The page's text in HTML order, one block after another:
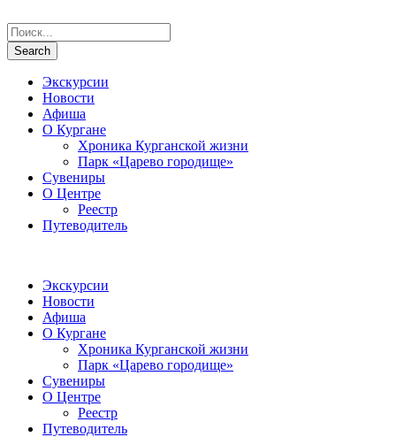
Экскурсии
Новости
Афиша
О Кургане
Хроника Курганской жизни
Парк «Царево городище»
Сувениры
О Центре
Реестр
Путеводитель
Экскурсии
Новости
Афиша
О Кургане
Хроника Курганской жизни
Парк «Царево городище»
Сувениры
О Центре
Реестр
Путеводитель